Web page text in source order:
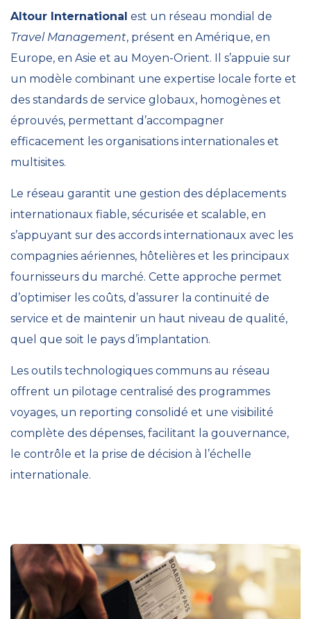
Altour International est un réseau mondial de
Travel Management, présent en Amérique, en
Europe, en Asie et au Moyen-Orient. Il s’appuie sur
un modèle combinant une expertise locale forte et
des standards de service globaux, homogènes et
éprouvés, permettant d’accompagner
efficacement les organisations internationales et
multisites.
Le réseau garantit une gestion des déplacements
internationaux fiable, sécurisée et scalable, en
s’appuyant sur des accords internationaux avec les
compagnies aériennes, hôtelières et les principaux
fournisseurs du marché. Cette approche permet
d’optimiser les coûts, d’assurer la continuité de
service et de maintenir un haut niveau de qualité,
quel que soit le pays d’implantation.
Les outils technologiques communs au réseau
offrent un pilotage centralisé des programmes
voyages, un reporting consolidé et une visibilité
complète des dépenses, facilitant la gouvernance,
le contrôle et la prise de décision à l’échelle
internationale.